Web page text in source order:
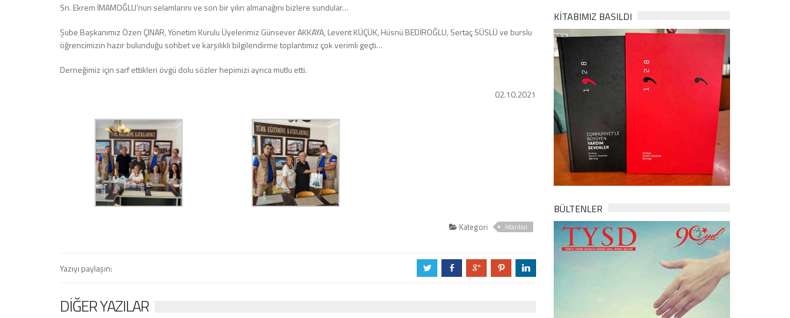
Sn. Ekrem İMAMOĞLU’nun selamlarını ve son bir yılın almanağını bizlere sundular…
Şube Başkanımız Özen ÇINAR, Yönetim Kurulu Üyelerimiz Günsever AKKAYA, Levent KÜÇÜK, Hüsnü BEDİROĞLU, Sertaç SÜSLÜ ve burslu
öğrencimizin hazır bulunduğu sohbet ve karşılıklı bilgilendirme toplantımız çok verimli geçti…
Derneğimiz için sarf ettikleri övgü dolu sözler hepimizi ayrıca mutlu etti.
02.10.2021
Kategori İstanbul
Yazıyı paylaşın: a b c d j
DIĞER YAZILAR
KİTABIMIZ BASILDI
BÜLTENLER